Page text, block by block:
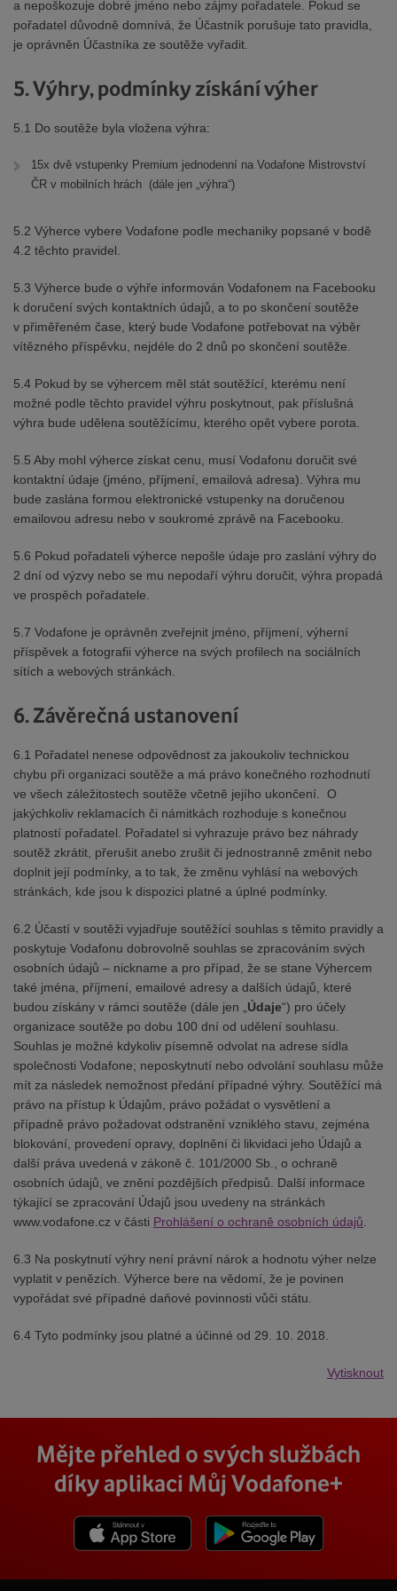
a nepoškozuje dobré jméno nebo zájmy pořadatele. Pokud se
pořadatel důvodně domnívá, že Účastník porušuje tato pravidla,
je oprávněn Účastníka ze soutěže vyřadit.
5. Výhry, podmínky získání výher
5.1 Do soutěže byla vložena výhra:
15x dvě vstupenky Premium jednodenní na Vodafone Mistrovství
ČR v mobilních hrách (dále jen „výhra“)
5.2 Výherce vybere Vodafone podle mechaniky popsané v bodě
4.2 těchto pravidel.
5.3 Výherce bude o výhře informován Vodafonem na Facebooku
k doručení svých kontaktních údajů, a to po skončení soutěže
v přiměřeném čase, který bude Vodafone potřebovat na výběr
vítězného příspěvku, nejdéle do 2 dnů po skončení soutěže.
5.4 Pokud by se výhercem měl stát soutěžící, kterému není
možné podle těchto pravidel výhru poskytnout, pak příslušná
výhra bude udělena soutěžícímu, kterého opět vybere porota.
5.5 Aby mohl výherce získat cenu, musí Vodafonu doručit své
kontaktní údaje (jméno, příjmení, emailová adresa). Výhra mu
bude zaslána formou elektronické vstupenky na doručenou
emailovou adresu nebo v soukromé zprávě na Facebooku.
5.6 Pokud pořadateli výherce nepošle údaje pro zaslání výhry do
2 dní od výzvy nebo se mu nepodaří výhru doručit, výhra propadá
ve prospěch pořadatele.
5.7 Vodafone je oprávněn zveřejnit jméno, příjmení, výherní
příspěvek a fotografii výherce na svých profilech na sociálních
sítích a webových stránkách.
6. Závěrečná ustanovení
6.1 Pořadatel nenese odpovědnost za jakoukoliv technickou
chybu při organizaci soutěže a má právo konečného rozhodnutí
ve všech záležitostech soutěže včetně jejího ukončení. O
jakýchkoliv reklamacích či námitkách rozhoduje s konečnou
platností pořadatel. Pořadatel si vyhrazuje právo bez náhrady
soutěž zkrátit, přerušit anebo zrušit či jednostranně změnit nebo
doplnit její podmínky, a to tak, že změnu vyhlásí na webových
stránkách, kde jsou k dispozici platné a úplné podmínky.
6.2 Účastí v soutěži vyjadřuje soutěžící souhlas s těmito pravidly a
poskytuje Vodafonu dobrovolně souhlas se zpracováním svých
osobních údajů – nickname a pro případ, že se stane Výhercem
také jména, příjmení, emailové adresy a dalších údajů, které
budou získány v rámci soutěže (dále jen „ Údaje“) pro účely
organizace soutěže po dobu 100 dní od udělení souhlasu.
Souhlas je možné kdykoliv písemně odvolat na adrese sídla
společnosti Vodafone; neposkytnutí nebo odvolání souhlasu může
mít za následek nemožnost předání případné výhry. Soutěžící má
právo na přístup k Údajům, právo požádat o vysvětlení a
případně právo požadovat odstranění vzniklého stavu, zejména
blokování, provedení opravy, doplnění či likvidaci jeho Údajů a
další práva uvedená v zákoně č. 101/2000 Sb., o ochraně
osobních údajů, ve znění pozdějších předpisů. Další informace
týkající se zpracování Údajů jsou uvedeny na stránkách
www.vodafone.cz v části Prohlášení o ochraně osobních údajů
6.3 Na poskytnutí výhry není právní nárok a hodnotu výher nelze
vyplatit v penězích. Výherce bere na vědomí, že je povinen
vypořádat své případné daňové povinnosti vůči státu.
6.4 Tyto podmínky jsou platné a účinné od 29. 10. 2018.
Vytisknout
Mějte přehled o svých službách
díky aplikaci Můj Vodafone+